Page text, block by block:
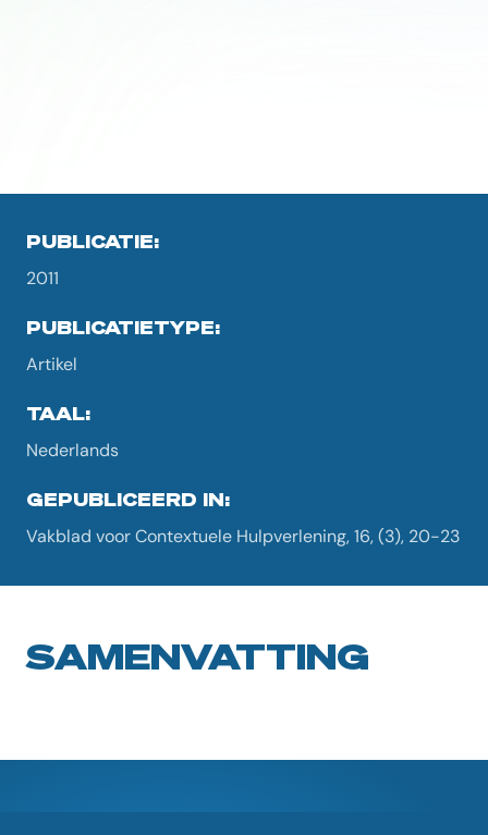
PUBLICATIE:
2011
PUBLICATIETYPE:
Artikel
TAAL:
Nederlands
GEPUBLICEERD IN:
Vakblad voor Contextuele Hulpverlening, 16, (3), 20-23
SAMENVATTING